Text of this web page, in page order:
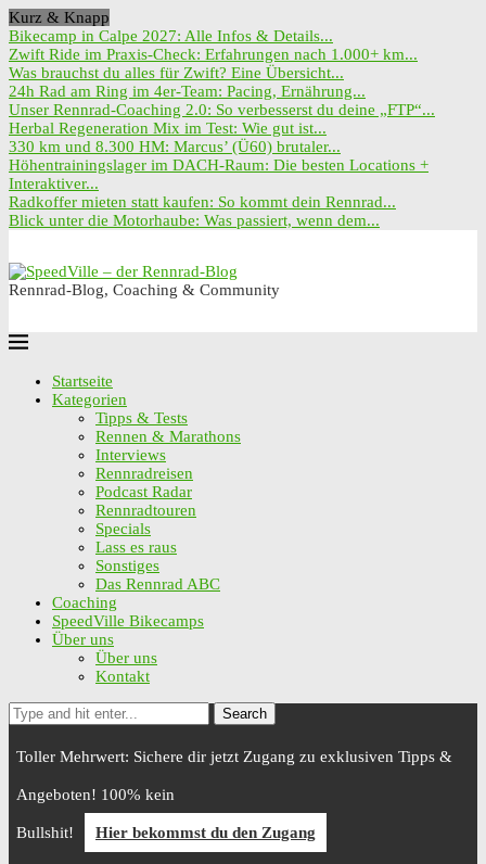
Kurz & Knapp
Bikecamp in Calpe 2027: Alle Infos & Details...
Zwift Ride im Praxis-Check: Erfahrungen nach 1.000+ km...
Was brauchst du alles für Zwift? Eine Übersicht...
24h Rad am Ring im 4er-Team: Pacing, Ernährung...
Unser Rennrad-Coaching 2.0: So verbesserst du deine „FTP“...
Herbal Regeneration Mix im Test: Wie gut ist...
330 km und 8.300 HM: Marcus’ (Ü60) brutaler...
Höhentrainingslager im DACH-Raum: Die besten Locations +
Interaktiver...
Radkoffer mieten statt kaufen: So kommt dein Rennrad...
Blick unter die Motorhaube: Was passiert, wenn dem...
Rennrad-Blog, Coaching & Community
Startseite
Kategorien
Tipps & Tests
Rennen & Marathons
Interviews
Rennradreisen
Podcast Radar
Rennradtouren
Specials
Lass es raus
Sonstiges
Das Rennrad ABC
Coaching
SpeedVille Bikecamps
Über uns
Über uns
Kontakt
Search
Toller Mehrwert: Sichere dir jetzt Zugang zu exklusiven Tipps &
Angeboten! 100% kein
Bullshit! Hier bekommst du den Zugang